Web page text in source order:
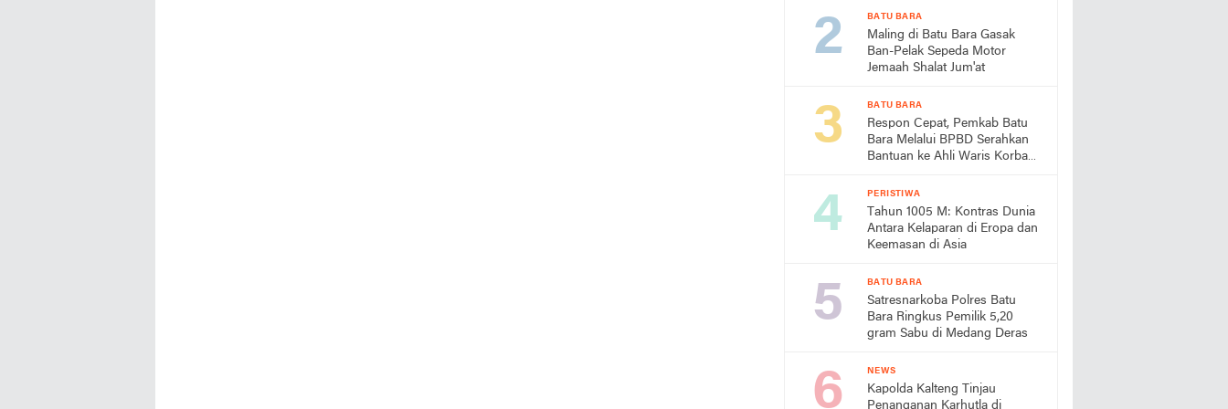
BATU BARA
Maling di Batu Bara Gasak
Ban-Pelak Sepeda Motor
Jemaah Shalat Jum'at
BATU BARA
Respon Cepat, Pemkab Batu
Bara Melalui BPBD Serahkan
Bantuan ke Ahli Waris Korban
PERISTIWA
Tahun 1005 M: Kontras Dunia
Antara Kelaparan di Eropa dan
Keemasan di Asia
BATU BARA
Satresnarkoba Polres Batu
Bara Ringkus Pemilik 5,20
gram Sabu di Medang Deras
NEWS
Kapolda Kalteng Tinjau
Penanganan Karhutla di